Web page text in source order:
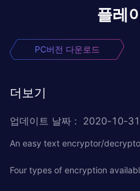
플레
PC버전 다운로드
더보기
업데이트 날짜 : 2020-10-31
An easy text encryptor/
Four types of encryption